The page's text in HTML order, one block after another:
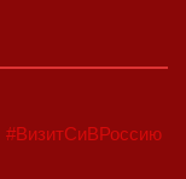
#ВизитСиВРоссию